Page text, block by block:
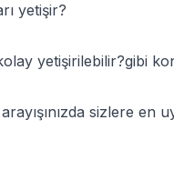
yetişir?
yetişirilebilir?gibi
sizlere